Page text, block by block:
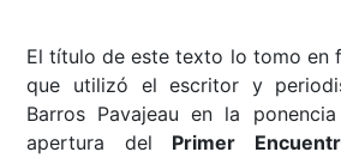
El título de este texto lo tomo en
que utilizó el escritor y
Barros Pavajeau en la
apertura del Primer